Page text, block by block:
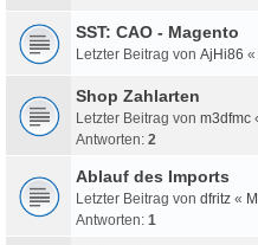
SST: CAO - Magento
Letzter Beitrag von AjHi86 «
Shop Zahlarten
Letzter Beitrag von m3dfmc
Antworten: 2
Ablauf des Imports
Letzter Beitrag von dfritz «
Antworten: 1